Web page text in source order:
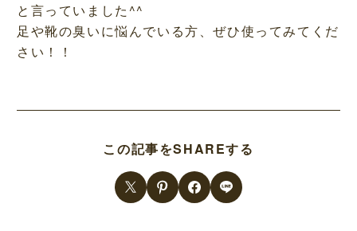
と言っていました^^
足や靴の臭いに悩んでいる方、ぜひ使ってみてくだ
さい！！
この記事をSHAREする